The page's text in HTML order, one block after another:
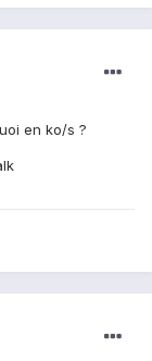
en ko/s ?